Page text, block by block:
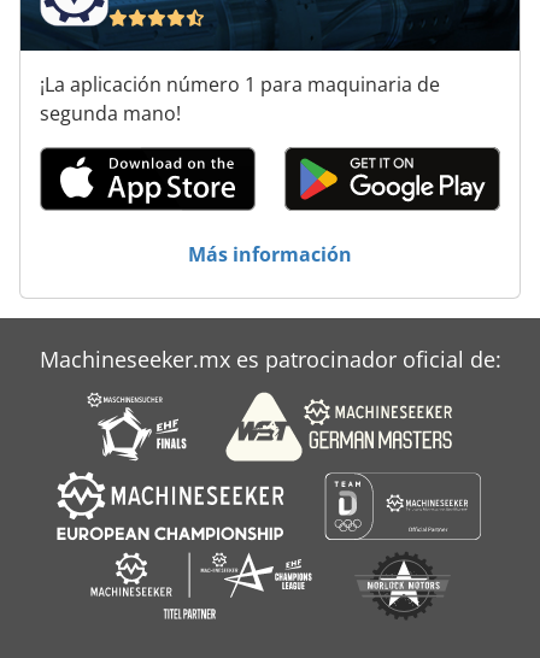
Máquina De Acabado
Máquina De Orden
Máquinas Para
Ng 200
Tablón De
Áreas De Aplicación
¡La aplicación número 1 para maquinaria de
segunda mano!
Más información
Machineseeker.mx es patrocinador oficial de: